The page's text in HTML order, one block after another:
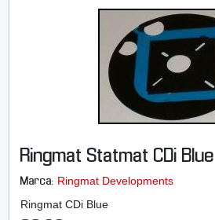
Ringmat Statmat CDi Blue
Marca: Ringmat Developments
Ringmat CDi Blue